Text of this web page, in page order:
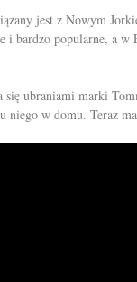
jest z Nowym
i bardzo popularne, a w
się ubraniami marki
niego w domu. Teraz